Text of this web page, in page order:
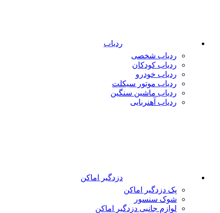
ردیاب
ردیاب شخصی
ردیاب کودکان
ردیاب خودرو
ردیاب موتور سیکلت
ردیاب ماشین سنگین
ردیاب آهنربایی
دزدگیر اماکن
پک دزدگیر اماکن
شوک سنسور
لوازم جانبی دزدگیر اماکن